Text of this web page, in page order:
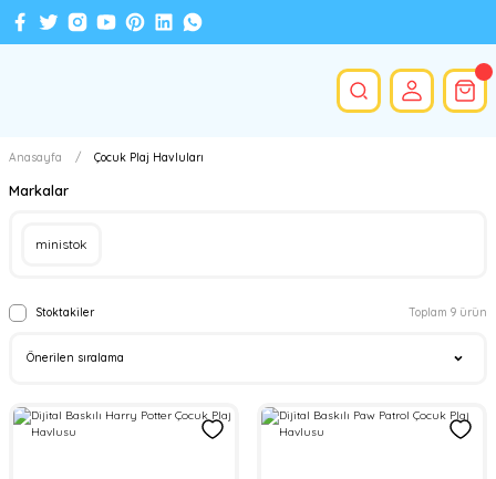
Anasayfa Çocuk Plaj Havluları
Markalar
ministok
Stoktakiler Toplam 9 ürün